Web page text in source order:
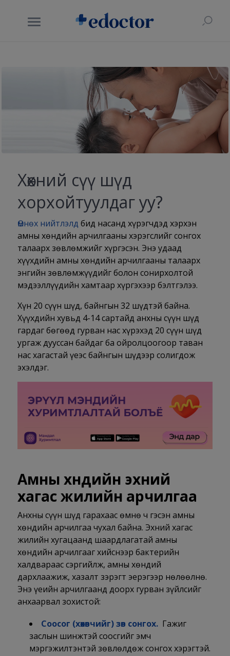
Хөхний сүү шүд
хорхойтуулдаг уу?
Өмнөх нийтлэлд бид насанд хүрэгчдэд хэрхэн
амны хөндийн арчилгааны хэрэгслийг сонгох
талаарх зөвлөмжийг хүргэсэн. Энэ удаад
хүүхдийн амны хөндийн арчилгааны талаарх
энгийн зөвлөмжүүдийг болон сонирхолтой
мэдээллүүдийн хамтаар хүргэхээр бэлтгэлээ.
Хүн 20 сүүн шүд, байнгын 32 шүдтэй байна.
Хүүхдийн хувьд 4-14 сартайд анхны сүүн шүд
гардаг бөгөөд гурван нас хүрэхэд 20 сүүн шүд
ургаж дууссан байдаг ба ойролцоогоор таван
нас хагастай үеэс байнгын шүдээр солигдож
эхэлдэг.
Амны хөндийн эхний
хагас жилийн арчилгаа
Анхны сүүн шүд гарахаас өмнө ч гэсэн амны
хөндийн арчилгаа чухал байна. Эхний хагас
жилийн хугацаанд шаардлагатай амны
хөндийн арчилгааг хийснээр бактерийн
халдвараас сэргийлж, амны хөндий
дархлаажиж, хазалт зэрэгт эерэгээр нөлөөлнө.
Энэ үеийн арчилгаанд доорх гурван зүйлсийг
анхаарвал зохистой:
Соосог (хөхөвчийг) зөв сонгох. Гажиг
заслын шинжтэй соосгийг эмч
мэргэжилтэнтэй зөвлөлдөж сонгох хэрэгтэй.